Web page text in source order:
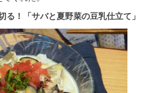
る！「サバと夏野菜の豆乳仕立て」